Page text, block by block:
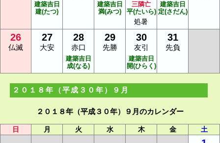
建築吉日
建(たつ)
建築吉日
満(みつ)
三隣亡
平(たいら)
処暑
建築吉日
定(さだん)
26
仏滅
27
大安
28
赤口
建築吉日
成(なる)
29
先勝
30
友引
建築吉日
開(ひらく)
31
先負
２０１８年（平成３０年）９月
２０１８年（平成３０年）９月のカレンダー
日 月 火 水 木 金 土